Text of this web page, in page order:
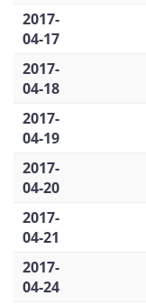
2017-
04-17
2017-
04-18
2017-
04-19
2017-
04-20
2017-
04-21
2017-
04-24